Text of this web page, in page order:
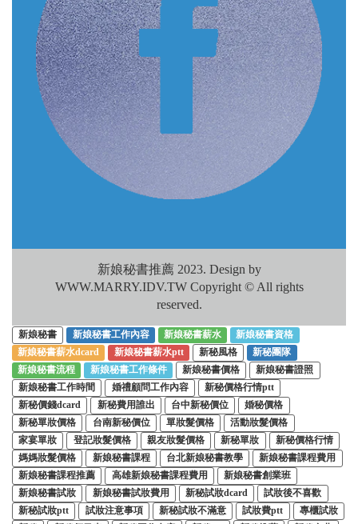
新娘秘書推薦 2023. Design by
WWW.MARRY.IDV.TW Copyright © All rights
reserved.
新娘秘書 新娘秘書工作內容 新娘秘書薪水
新娘秘書資格
新娘秘書薪水dcard
新娘秘書薪水ptt 新秘風格
新秘團隊
新娘秘書流程
新娘秘書工作條件 新娘秘書價格
新娘秘書證照
新娘秘書工作時間
婚禮顧問工作內容
新秘價格行情ptt
新秘價錢dcard
新秘費用誰出 台中新秘價位
婚秘價格
新秘單妝價格
台南新秘價位 單妝髮價格
活動妝髮價格
家宴單妝
登記妝髮價格 親友妝髮價格 新秘單妝
新秘價格行情
媽媽妝髮價格
新娘秘書課程 台北新娘秘書教學
新娘秘書課程費用
新娘秘書課程推薦
高雄新娘秘書課程費用
新娘秘書創業班
新娘秘書試妝
新娘秘書試妝費用 新秘試妝dcard
試妝後不喜歡
新秘試妝ptt
試妝注意事項 新秘試妝不滿意 試妝費ptt
專櫃試妝